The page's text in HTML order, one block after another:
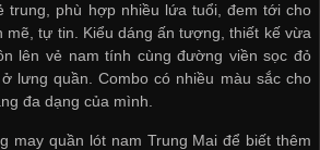
trung, phù hợp nhiều lứa tuổi, đem tới cho
mẽ, tự tin. Kiểu dáng ấn tượng, thiết kế vừa
lên vẻ nam tính cùng đường viền sọc đỏ
lưng quần. Combo có nhiều màu sắc cho
đa dạng của mình.
may quần lót nam Trung Mai để biết thêm